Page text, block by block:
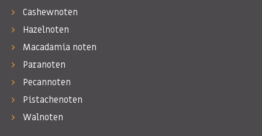
Cashewnoten
Hazelnoten
Macadamia noten
Paranoten
Pecannoten
Pistachenoten
Walnoten